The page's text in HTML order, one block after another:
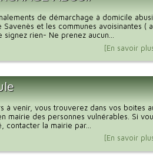
de démarchage à domicile
Savenès et les communes avoisinantes (
signez rien- Ne prenez aucun...
[En savoir
à venir, vous trouverez dans vos boites
mairie des personnes vulnérables. Si
contacter la mairie par...
[En savoir